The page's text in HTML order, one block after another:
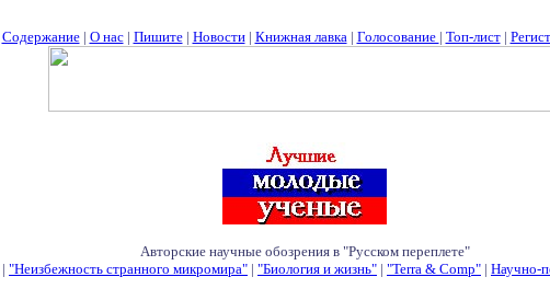
Содержание| О нас| Пишите| Новости| Книжная лавка| Голосование | Топ-лист|
Авторские научные обозрения в "Русском переплете"
| "Неизбежность странного микромира" | "Биология и жизнь" | "Terra & Comp" | Научно-